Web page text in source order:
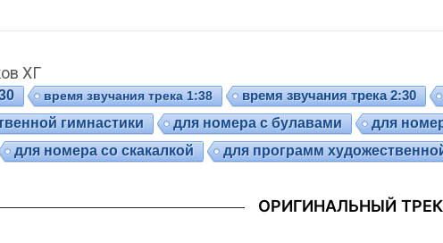
ХГ
время звучания трека 1:38 время звучания трека 2:30
гимнастики для номера с булавами для
для номера со скакалкой для программ
ОРИГИНАЛЬНЫЙ ТРЕК